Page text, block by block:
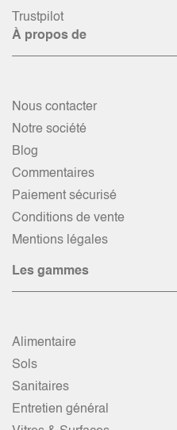
Trustpilot
À propos de
Nous contacter
Notre société
Blog
Commentaires
Paiement sécurisé
Conditions de vente
Mentions légales
Les gammes
Alimentaire
Sols
Sanitaires
Entretien général